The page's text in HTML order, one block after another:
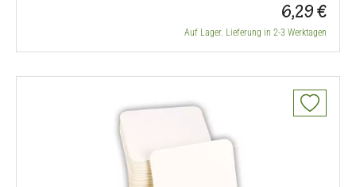
6,29 €
Auf Lager. Lieferung in 2-3 Werktagen